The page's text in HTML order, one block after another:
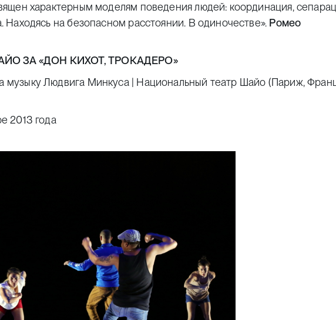
характерным моделям поведения людей: координация,
Находясь на безопасном расстоянии. В одиночестве». Ромео
ЗА «ДОН КИХОТ, ТРОКАДЕРО»
музыку Людвига Минкуса | Национальный театр Шайо (Париж,
2013 года